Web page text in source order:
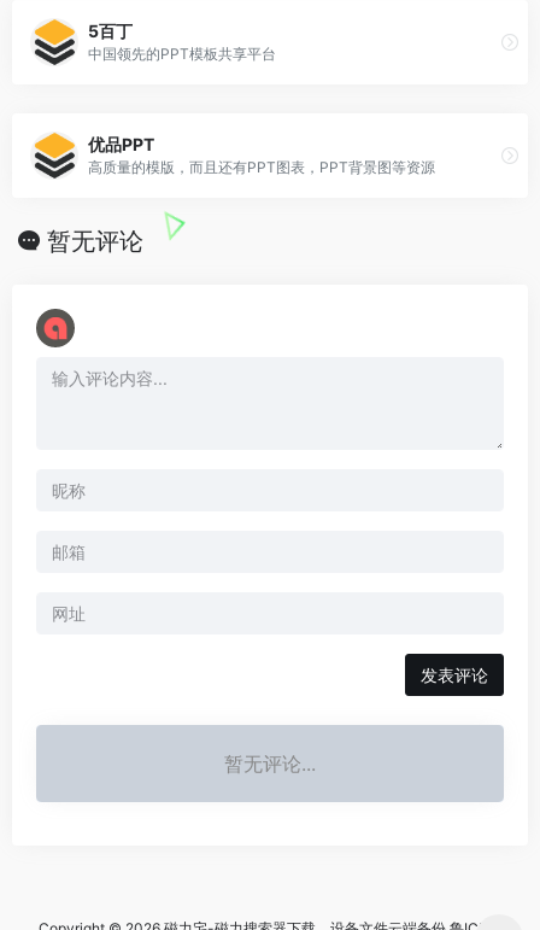
5百丁
中国领先的PPT模板共享平台
优品PPT
高质量的模版，而且还有PPT图表，PPT背景图等资源
暂无评论
暂无评论...